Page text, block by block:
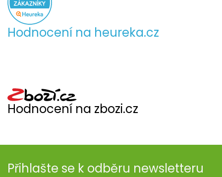
Hodnocení na heureka.cz
Hodnocení na zbozi.cz
Přihlašte se k odběru newsletteru